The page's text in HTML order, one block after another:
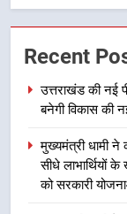
1
Recent
उत्तराखंड की नई
बनेगी विकास की
मुख्यमंत्री धामी ने
सीधे लाभार्थियों
को सरकारी